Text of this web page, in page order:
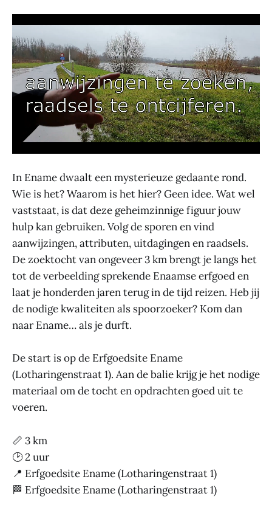
In Ename dwaalt een mysterieuze gedaante rond.
Wie is het? Waarom is het hier? Geen idee. Wat wel
vaststaat, is dat deze geheimzinnige figuur jouw
hulp kan gebruiken. Volg de sporen en vind
aanwijzingen, attributen, uitdagingen en raadsels.
De zoektocht van ongeveer 3 km brengt je langs het
tot de verbeelding sprekende Enaamse erfgoed en
laat je honderden jaren terug in de tijd reizen. Heb jij
de nodige kwaliteiten als spoorzoeker? Kom dan
naar Ename… als je durft.
De start is op de Erfgoedsite Ename
(Lotharingenstraat 1). Aan de balie krijg je het nodige
materiaal om de tocht en opdrachten goed uit te
voeren.
📏 3 km
🕑 2 uur
📍 Erfgoedsite Ename (Lotharingenstraat 1)
🏁 Erfgoedsite Ename (Lotharingenstraat 1)